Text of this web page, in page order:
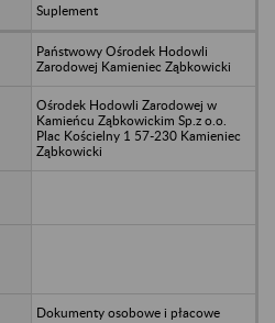
Suplement
Państwowy Ośrodek Hodowli
Zarodowej Kamieniec Ząbkowicki
Ośrodek Hodowli Zarodowej w
Kamieńcu Ząbkowickim Sp.z o.o.
Plac Kościelny 1 57-230 Kamieniec
Ząbkowicki
Dokumenty osobowe i płacowe